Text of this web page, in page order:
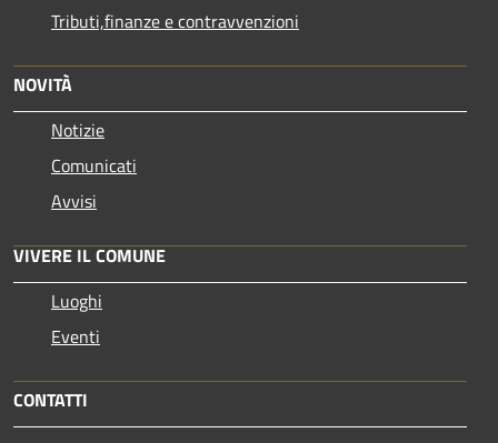
Tributi,finanze e contravvenzioni
NOVITÀ
Notizie
Comunicati
Avvisi
VIVERE IL COMUNE
Luoghi
Eventi
CONTATTI